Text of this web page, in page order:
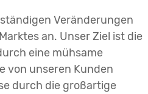
Veränderungen
an. Unser Ziel ist die
eine mühsame
von unseren Kunden
durch die großartige